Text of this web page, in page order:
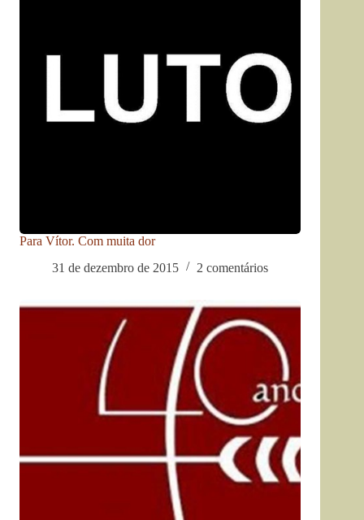
Para Vítor. Com muita dor
31 de dezembro de 2015
2 comentários